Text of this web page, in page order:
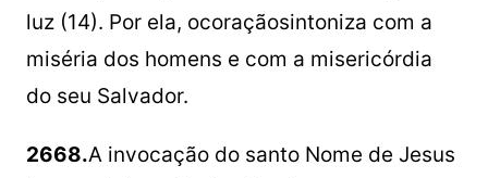
luz (14). Por ela, ocoraçãosintoniza com a
miséria dos homens e com a misericórdia
do seu Salvador.
2668.A invocação do santo Nome de Jesus